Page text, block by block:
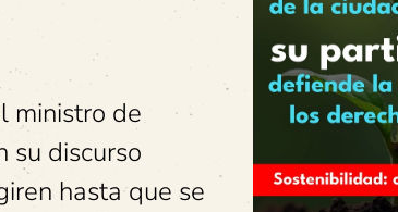
ministro de
su discurso
hasta que se